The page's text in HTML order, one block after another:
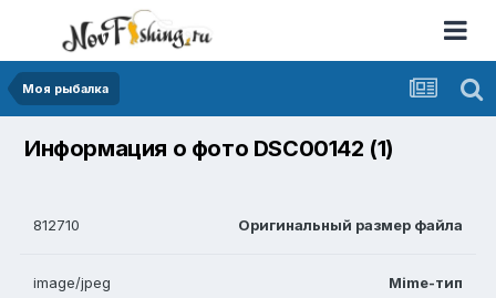
Моя рыбалка
Информация о фото DSC00142 (1)
Оригинальный размер файла
812710
Mime-тип
image/jpeg